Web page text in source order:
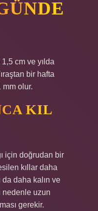
cm ve yılda
bir hafta
mm olur.
KIL
için doğrudan bir
kıllar daha
daha kalın ve
nedenle uzun
gerekir.